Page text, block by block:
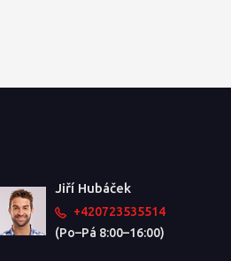
Jiří Hubáček
+420723535514
(Po–Pá 8:00–16:00)